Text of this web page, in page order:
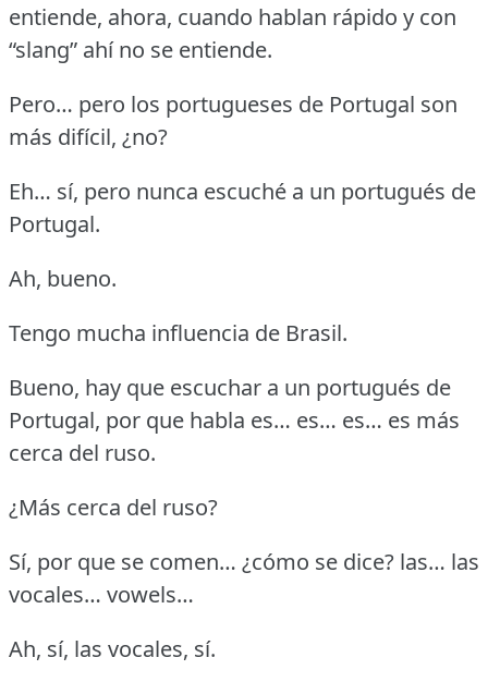
entiende, ahora, cuando hablan rápido y con
“slang” ahí no se entiende.
Pero… pero los portugueses de Portugal son
más difícil, ¿no?
Eh… sí, pero nunca escuché a un portugués de
Portugal.
Ah, bueno.
Tengo mucha influencia de Brasil.
Bueno, hay que escuchar a un portugués de
Portugal, por que habla es… es… es… es más
cerca del ruso.
¿Más cerca del ruso?
Sí, por que se comen… ¿cómo se dice? las… las
vocales… vowels…
Ah, sí, las vocales, sí.